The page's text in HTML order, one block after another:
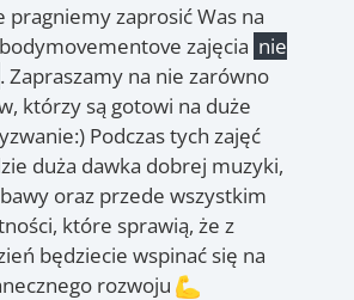
pragniemy zaprosić Was na
zajęcia nie
. Zapraszamy na nie zarówno
którzy są gotowi na duże
Podczas tych zajęć
duża dawka dobrej muzyki,
oraz przede wszystkim
które sprawią, że z
będziecie wspinać się na
rozwoju